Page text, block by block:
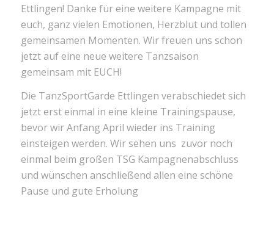
Ettlingen! Danke für eine weitere Kampagne mit
euch, ganz vielen Emotionen, Herzblut und tollen
gemeinsamen Momenten. Wir freuen uns schon
jetzt auf eine neue weitere Tanzsaison
gemeinsam mit EUCH!
Die TanzSportGarde Ettlingen verabschiedet sich
jetzt erst einmal in eine kleine Trainingspause,
bevor wir Anfang April wieder ins Training
einsteigen werden. Wir sehen uns zuvor noch
einmal beim großen TSG Kampagnenabschluss
und wünschen anschließend allen eine schöne
Pause und gute Erholung